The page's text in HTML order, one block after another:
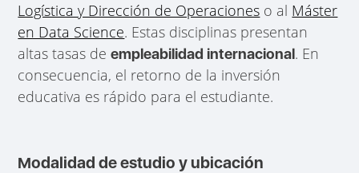
Logística y Dirección de Operaciones o al Máster
en Data Science. Estas disciplinas presentan
altas tasas deempleabilidad internacional. En
consecuencia, el retorno de la inversión
educativa es rápido para el estudiante.
Modalidad de estudio y ubicación